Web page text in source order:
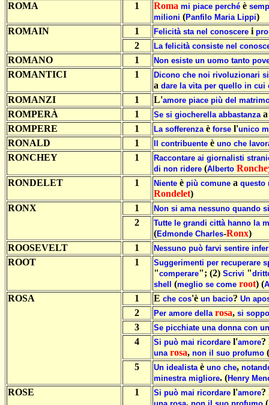
ROMA 1 Roma mi piace perché è
milioni (Panfilo Maria Lippi)
ROMAIN
1 Felicità sta nel conoscere i
2 La felicità consiste nel
ROMANO 1 Non esiste un uomo tanto
ROMANTICI 1 Dicono che noi rivoluzionari
a dare la vita per quello in cui
ROMANZI 1 L'amore piace più del
ROMPERÀ 1 Se si giocherella abbastanza
ROMPERE
1 La sofferenza è forse l'unico
RONALD 1 contribuente è uno che
RONCHEY 1 Raccontare ai giornalisti
di non ridere (Alberto
RONDELET
1 Niente è più comune a questo
Rondelet)
RONX
1 Non si ama nessuno quando si
2 Tutte le grandi città hanno la
(Edmonde Charles-Ronx)
ROOSEVELT
1 Nessuno può farvi sentire
ROOT 1 Suggerimenti per recuperare
"comperare"; (2) Scrivi "
shell
(meglio se come root) (
ROSA 1 E che cos'è un bacio? Un
2 Per amore della rosa, si
3 Se picchiate una donna con un
4 Si può mai ricordare l'amore
una rosa, non il suo profumo (
5
Un idealista è uno che,
minestra migliore. (Henry
ROSE 1 Si può mai ricordare l'amore
, (